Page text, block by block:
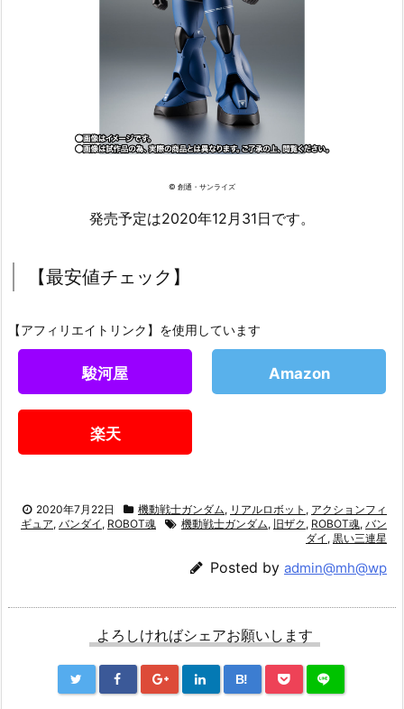
© 創通・サンライズ
発売予定は2020年12月31日です。
【最安値チェック】
【アフィリエイトリンク】を使用しています
駿河屋 Amazon
楽天
2020年7月22日 機動戦士ガンダム, リアルロボット , アクションフィ
ギュア, バンダイ , ROBOT魂 機動戦士ガンダム, 旧ザク , ROBOT魂, バン
ダイ , 黒い三連星
Posted by admin@mh@wp
よろしければシェアお願いします
B!